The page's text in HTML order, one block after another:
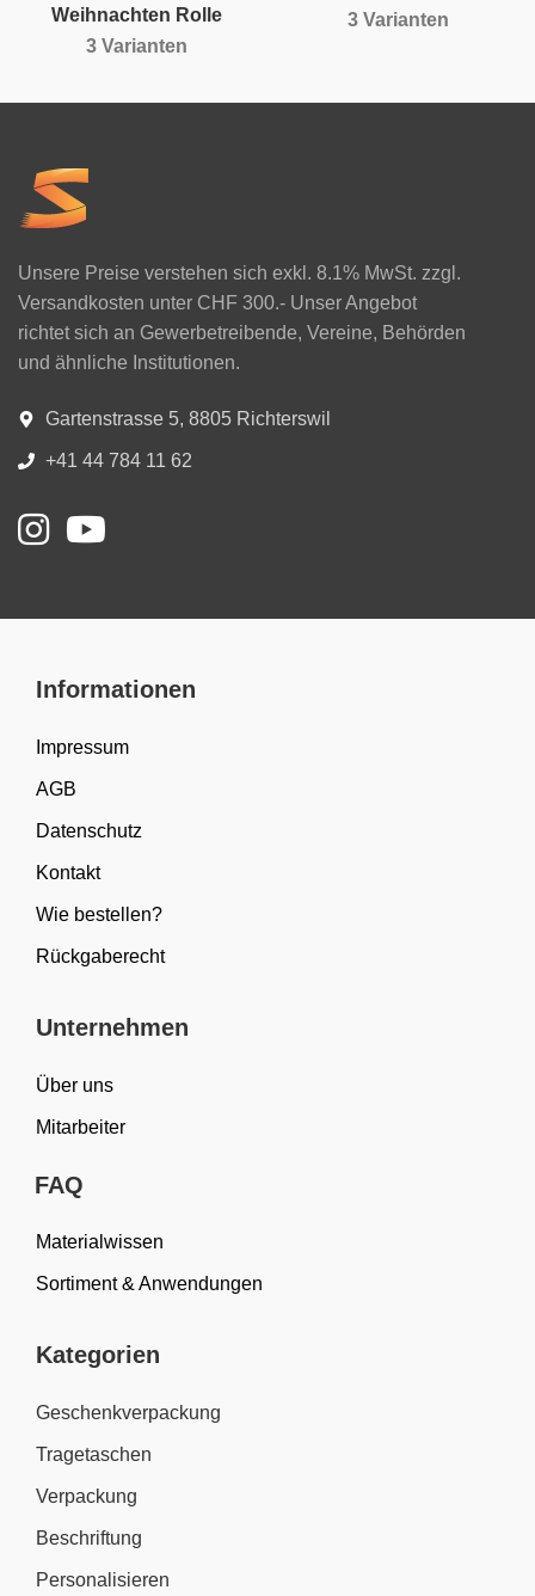
Weihnachten Rolle
3 Varianten
3 Varianten
Unsere Preise verstehen sich exkl. 8.1% MwSt. zzgl.
Versandkosten unter CHF 300.- Unser Angebot
richtet sich an Gewerbetreibende, Vereine, Behörden
und ähnliche Institutionen.
Gartenstrasse 5, 8805 Richterswil
+41 44 784 11 62
Informationen
Impressum
AGB
Datenschutz
Kontakt
Wie bestellen?
Rückgaberecht
Unternehmen
Über uns
Mitarbeiter
FAQ
Materialwissen
Sortiment & Anwendungen
Kategorien
Geschenkverpackung
Tragetaschen
Verpackung
Beschriftung
Personalisieren